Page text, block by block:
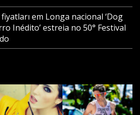
em Longa nacional ‘Dog
Inédito’ estreia no 50° Festival